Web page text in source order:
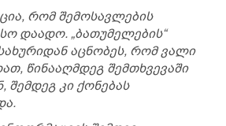
რომ შემოსავლების
დაადო. „ბათუმელების“
აცნობეს, რომ ვალი
წინააღმდეგ შემთხვევაში
შემდეგ კი ქონებას